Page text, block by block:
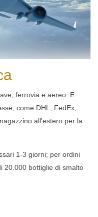
ferrovia e aereo. E
come DHL, FedEx,
all'estero per la
1-3 giorni; per ordini
20.000 bottiglie di smalto